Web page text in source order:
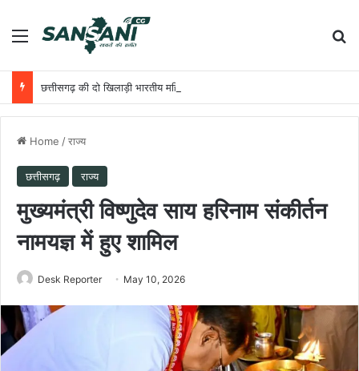
Menu
Home /राज्य
छत्तीसगढ़ राज्य
मुख्यमंत्री विष्णुदेव साय हरिनाम संकीर्तन
नामयज्ञ में हुए शामिल
Desk Reporter May 10, 2026